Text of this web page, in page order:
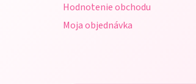
Hodnotenie obchodu
Moja objednávka